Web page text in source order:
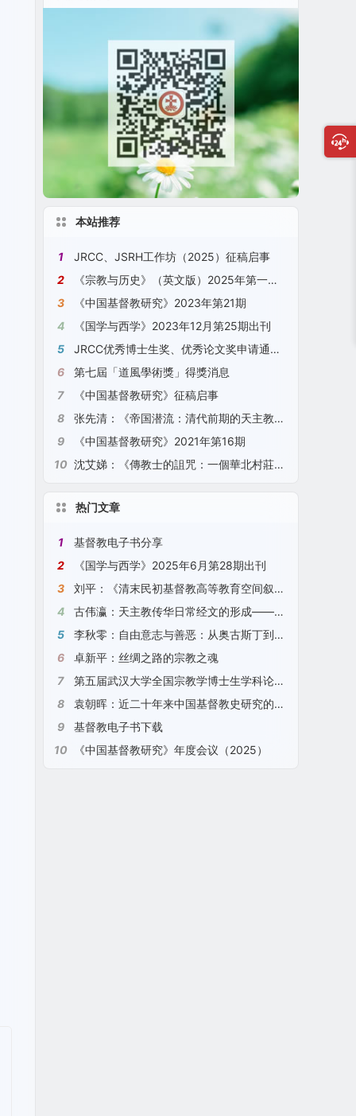
本站推荐
1
JRCC、JSRH工作坊（2025）征稿启事
2
《宗教与历史》（英文版）2025年第一期 No. 1, 2025, JSRH
3
《中国基督教研究》2023年第21期
4
《国学与西学》2023年12月第25期出刊
5
JRCC优秀博士生奖、优秀论文奖申请通知（2023）[2023年11月18日更新]
6
第七屆「道風學術獎」得獎消息
7
《中国基督教研究》征稿启事
8
张先清：《帝国潜流：清代前期的天主教、底层秩序与生活世界》（2021）
9
《中国基督教研究》2021年第16期
10 沈艾娣：《傳教士的詛咒：一個華北村莊的全球史》（2021）
热门文章
1
基督教电子书分享
2
《国学与西学》2025年6月第28期出刊
3
刘平：《清末民初基督教高等教育空间叙事研究》（2025）
4
古伟瀛：天主教传华日常经文的形成——以“圣号经”、“天主经”、“圣母经”为例（2024）
5
李秋零：自由意志与善恶：从奥古斯丁到康德
6
卓新平：丝绸之路的宗教之魂
7
第五届武汉大学全国宗教学博士生学科论坛征文通知
8
袁朝晖：近二十年来中国基督教史研究的观察与探索（2024）
9
基督教电子书下载
10
《中国基督教研究》年度会议（2025）